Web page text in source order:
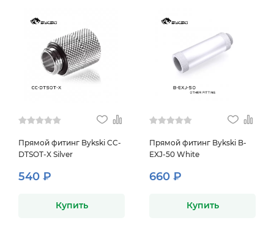
Прямой фитинг Bykski CC-
DTSOT-X Silver
540 ₽
Купить
Прямой фитинг Bykski B-
EXJ-50 White
660 ₽
Купить